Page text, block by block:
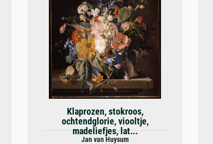
Klaprozen, stokroos,
ochtendglorie, viooltje,
madeliefjes, lat...
Jan van Huysum